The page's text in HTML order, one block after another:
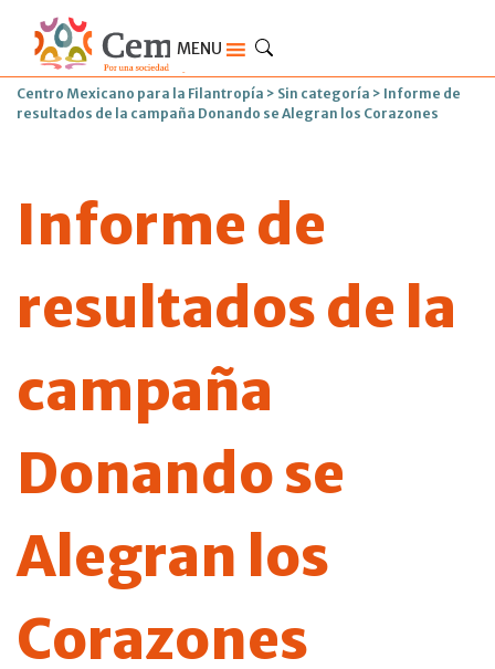
MENU
Centro Mexicano para la Filantropía > Sin categoría > Informe de
resultados de la campaña Donando se Alegran los Corazones
Informe de
resultados de la
campaña
Donando se
Alegran los
Corazones